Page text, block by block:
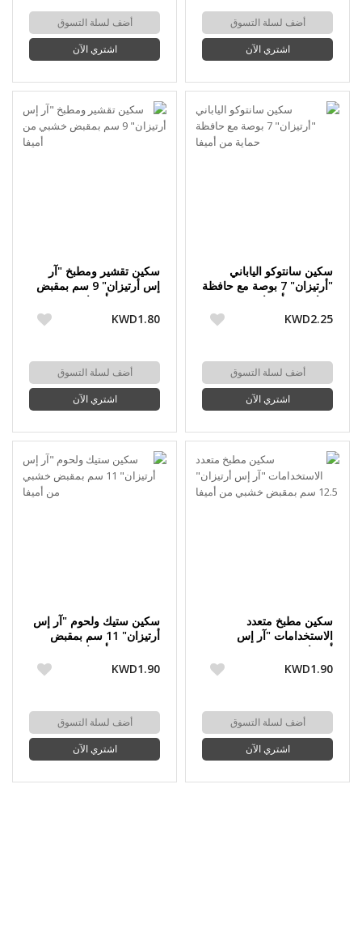
أضف لسلة التسوق
اشتري الآن
أضف لسلة التسوق
اشتري الآن
سكين سانتوكو الياباني
"أرتيزان" 7 بوصة مع حافظة
حماية من أميفا
KWD2.25
أضف لسلة التسوق
اشتري الآن
سكين تقشير ومطبخ "آر
إس أرتيزان" 9 سم بمقبض
خشبي من أميفا
KWD1.80
أضف لسلة التسوق
اشتري الآن
سكين مطبخ متعدد
الاستخدامات "آر إس
خشبي من أميفا
KWD1.90
أضف لسلة التسوق
اشتري الآن
سكين ستيك ولحوم "آر إس
أرتيزان" 11 سم بمقبض
خشبي من أميفا
KWD1.90
أضف لسلة التسوق
اشتري الآن